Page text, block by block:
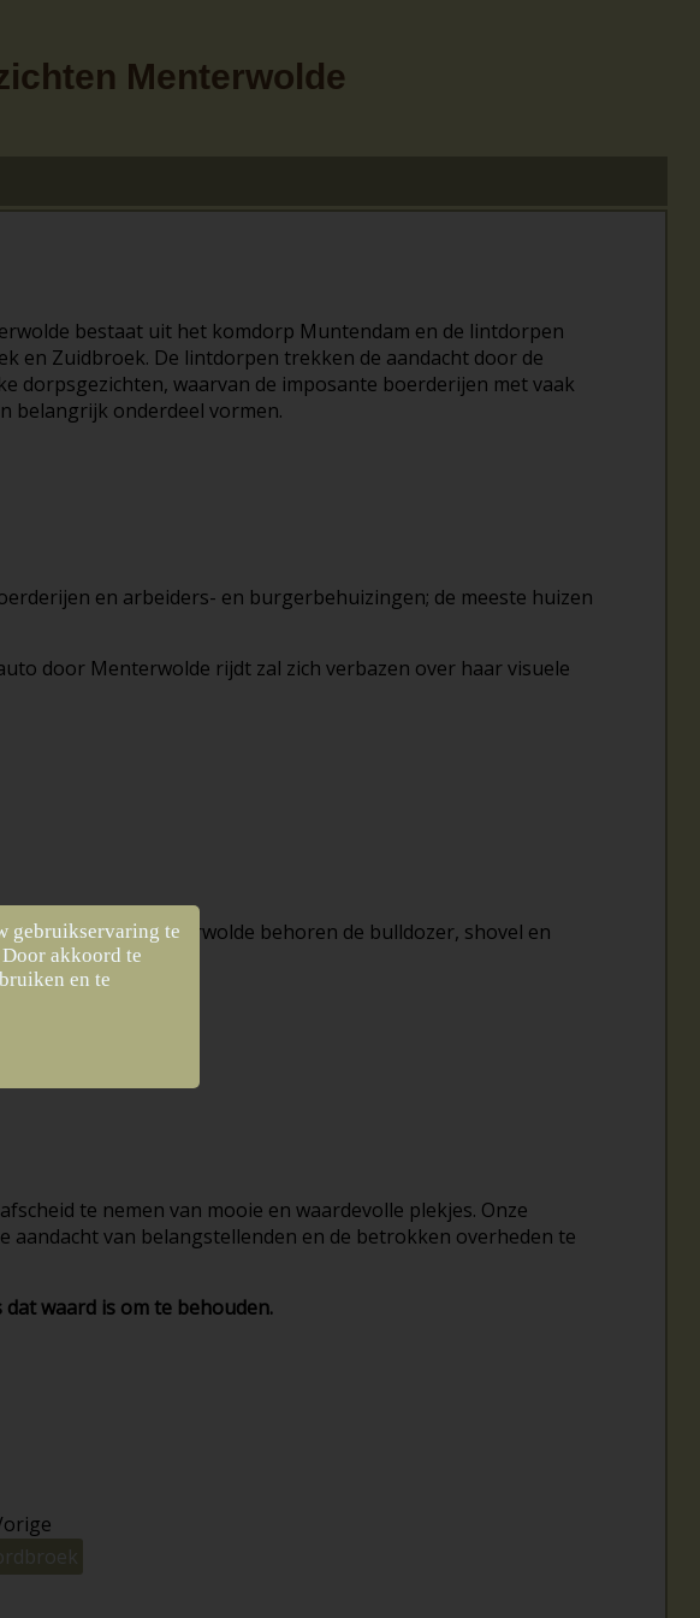
Menterwolde
bestaat uit het komdorp Muntendam en de lintdorpen
en Zuidbroek. De lintdorpen trekken de aandacht door de
dorpsgezichten, waarvan de imposante boerderijen met vaak
belangrijk onderdeel vormen.
en arbeiders- en burgerbehuizingen; de meeste huizen
door Menterwolde rijdt zal zich verbazen over haar visuele
stil: ook in Menterwolde behoren de bulldozer, shovel en
van de dag.
te nemen van mooie en waardevolle plekjes. Onze
van belangstellenden en de betrokken overheden te
waard is om te behouden.
gebruikservaring te
akkoord te
en te